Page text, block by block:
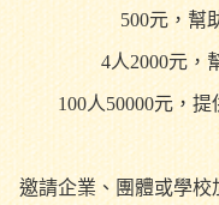
500元，幫
4人2000元，
100人50000元，
邀請企業、團體或學